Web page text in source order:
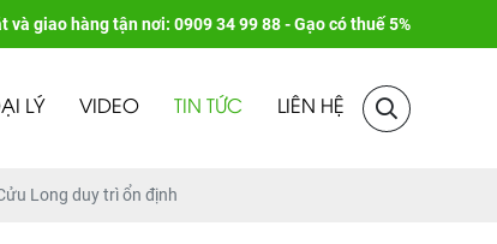
và giao hàng tận nơi: 0909 34 99 88 - Gạo có thuế 5%
LÝ VIDEO TIN TỨC LIÊN HỆ
Long duy trì ổn định